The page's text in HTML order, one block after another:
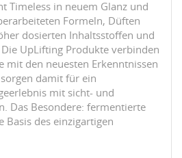
Timeless in neuem Glanz und
Formeln, Düften
dosierten Inhaltsstoffen und
UpLifting Produkte verbinden
mit den neuesten Erkenntnissen
damit für ein
mit sicht- und
Das Besondere: fermentierte
Basis des einzigartigen